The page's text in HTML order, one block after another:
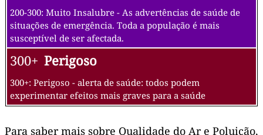
200-300: Muito Insalubre - As advertências de saúde de
situações de emergência. Toda a população é mais
susceptível de ser afectada.
300+ Perigoso
300+: Perigoso - alerta de saúde: todos podem
experimentar efeitos mais graves para a saúde
Para saber mais sobre Qualidade do Ar e Poluição,